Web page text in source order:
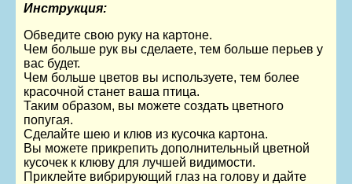
Инструкция:
Обведите свою руку на картоне.
Чем больше рук вы сделаете, тем больше перьев у
вас будет.
Чем больше цветов вы используете, тем более
красочной станет ваша птица.
Таким образом, вы можете создать цветного
попугая.
Сделайте шею и клюв из кусочка картона.
Вы можете прикрепить дополнительный цветной
кусочек к клюву для лучшей видимости.
Приклейте вибрирующий глаз на голову и дайте